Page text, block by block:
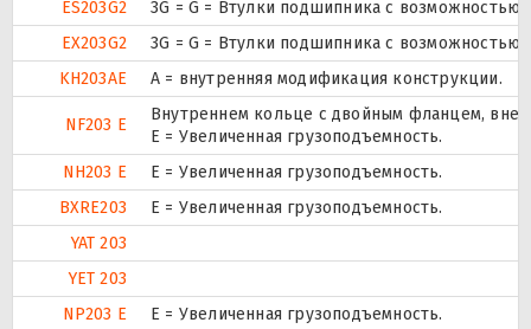
ES203G2
3G = G = Втулки подшипника с возможностью
EX203G2
3G = G = Втулки подшипника с возможностью
KH203AE
A = внутренняя модификация конструкции.
NF203 E
Внутреннем кольце с двойным фланцем,
Е = Увеличенная грузоподъемность.
NH203 E
Е = Увеличенная грузоподъемность.
BXRE203
Е = Увеличенная грузоподъемность.
YAT 203
YET 203
NP203 E
Е = Увеличенная грузоподъемность.